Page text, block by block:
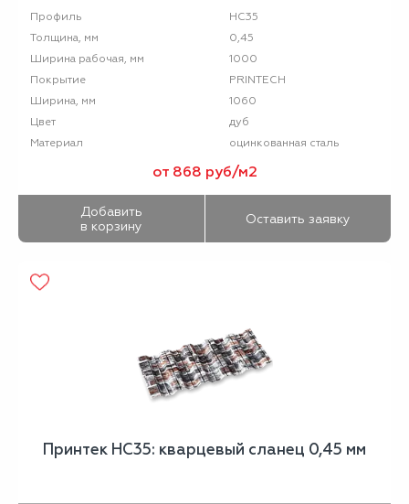
Профиль
НС35
Толщина, мм
0,45
Ширина рабочая, мм
1000
Покрытие
PRINTECH
Ширина, мм
1060
Цвет
дуб
Материал
оцинкованная сталь
от 868 руб/м2
Добавить
в корзину
Оставить заявку
Принтек НС35: кварцевый сланец 0,45 мм